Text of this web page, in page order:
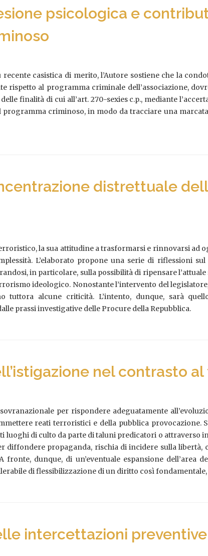
psicologica e
recente casistica di merito, l’Autore sostiene che la
rispetto al programma criminale dell’associazione,
finalità di cui all’art. 270-sexies c.p., mediante
criminoso, in modo da tracciare una
distrettuale
la sua attitudine a trasformarsi e rinnovarsi
L’elaborato propone una serie di riflessioni
in particolare, sulla possibilità di ripensare
ideologico. Nonostante l’intervento del
tuttora alcune criticità. L’intento, dunque, sarà
prassi investigative delle Procure della Repubblica.
nel contrasto
per rispondere adeguatamente
reati terroristici e della pubblica provocazione.
luoghi di culto da parte di taluni predicatori o attraverso
diffondere propaganda, rischia di incidere sulla libertà,
fronte, dunque, di un’eventuale espansione
di flessibilizzazione di un diritto così
intercettazioni